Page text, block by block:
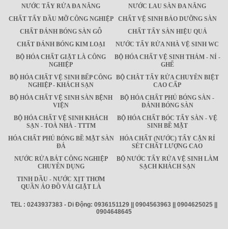
NƯỚC TẨY RỬA ĐA NĂNG
NƯỚC LAU SÀN ĐA NĂNG
CHẤT TẨY DẦU MỠ CÔNG NGHIỆP
CHẤT VỆ SINH BẢO DƯỠNG SÀN
CHẤT ĐÁNH BÓNG SÀN GỖ
CHẤT TẨY SÀN HIỆU QUẢ
CHẤT ĐÁNH BÓNG KIM LOẠI
NƯỚC TẨY RỬA NHÀ VỆ SINH WC
BỘ HÓA CHẤT GIẶT LÀ CÔNG
NGHIỆP
BỘ HÓA CHẤT VỆ SINH THẢM - NỈ -
GHẾ
BỘ HÓA CHẤT VỆ SINH BẾP CÔNG
NGHIỆP - KHÁCH SẠN
BỘ CHÂT TẨY RỬA CHUYÊN BIỆT
CAO CẤP
BỘ HÓA CHẤT VỆ SINH SÀN BỆNH
VIỆN
BỘ HÓA CHẤT PHỦ BÓNG SÀN -
ĐÁNH BÓNG SÀN
BỘ HÓA CHẤT VỆ SINH KHÁCH
SẠN - TOÀ NHÀ - TTTM
BỘ HÓA CHẤT BÓC TẨY SÀN - VỆ
SINH BỀ MẶT
HÓA CHẤT PHỦ BÓNG BỀ MẶT SÀN
ĐÁ
HÓA CHẤT (NƯỚC) TẨY CẶN RỈ
SÉT CHẤT LƯỢNG CAO
NƯỚC RỬA BÁT CÔNG NGHIỆP
CHUYÊN DỤNG
BỘ NƯỚC TẨY RỬA VỆ SINH LÀM
SẠCH KHÁCH SẠN
TINH DẦU - NƯỚC XỊT THƠM
QUẦN ÁO ĐỒ VẢI GIẶT LÀ
TEL : 0243937383 - Di Động: 0936151129 || 0904563963 || 0904625025 ||
0904648645